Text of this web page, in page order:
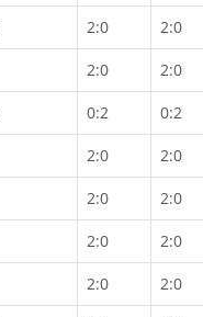
2:0 2:0
2:0 2:0
0:2 0:2
2:0 2:0
2:0 2:0
2:0 2:0
2:0 2:0